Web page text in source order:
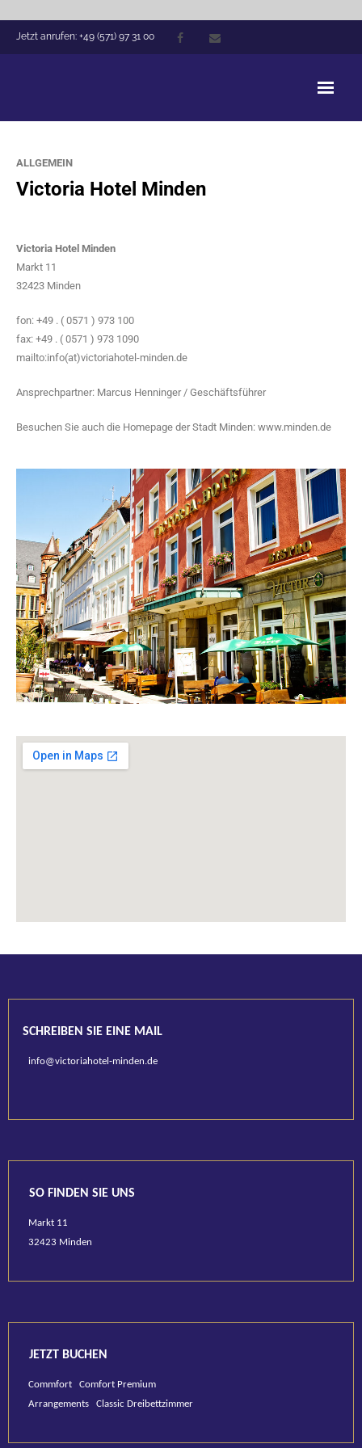
Jetzt anrufen: +49 (571) 97 31 00
Hausführung
Tagungen
Events
Gastronomie
Gutschein-Shop
App
ALLGEMEIN
Victoria Hotel Minden
Victoria Hotel Minden
Markt 11
32423 Minden
fon: +49 . ( 0571 ) 973 100
fax: +49 . ( 0571 ) 973 1090
mailto:info(at)victoriahotel-minden.de
Ansprechpartner: Marcus Henninger / Geschäftsführer
Besuchen Sie auch die Homepage der Stadt Minden: www.minden.de
SCHREIBEN SIE EINE MAIL
info@victoriahotel-minden.de
SO FINDEN SIE UNS
Markt 11
32423 Minden
JETZT BUCHEN
Commfort
Comfort Premium
Arrangements
Classic Dreibettzimmer